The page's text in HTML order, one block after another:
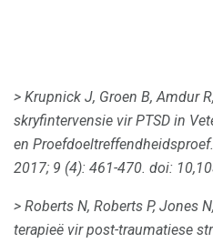
> Krupnick J, Groen B, Amdur
skryfintervensie vir PTSD in
en Proefdoeltreffendheidsproef.
2017; 9 (4): 461-470. doi:
> Roberts N, Roberts P, Jones
terapieë vir post-traumatiese